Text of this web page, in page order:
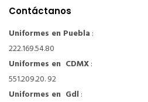
Contáctanos
Uniformes en Puebla :
222.169.54.80
Uniformes en CDMX:
551.209.20. 92
Uniformes en Gdl :